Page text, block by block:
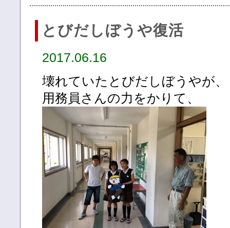
とびだしぼうや復活
2017.06.16
壊れていたとびだしぼうやが、
用務員さんの力をかりて、